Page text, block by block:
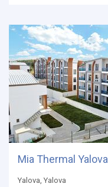
Mia Thermal Yalova
Yalova, Yalova